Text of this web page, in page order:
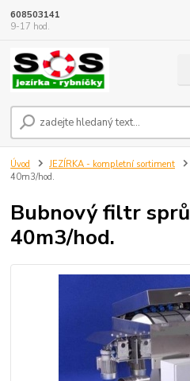
608503141
9-17 hod.
Úvod JEZÍRKA - kompletní sortiment
40m3/hod.
Bubnový filtr
40m3/hod.